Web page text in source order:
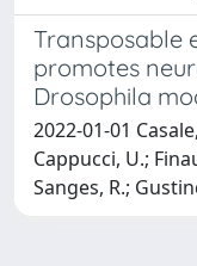
Transposable
promotes
Drosophila
2022-01-01
Cappucci, U.;
Sanges, R.;